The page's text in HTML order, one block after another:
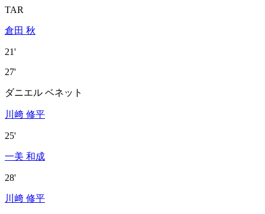
TAR
倉田 秋
21'
27'
ダニエル ベネット
川﨑 修平
25'
一美 和成
28'
川﨑 修平